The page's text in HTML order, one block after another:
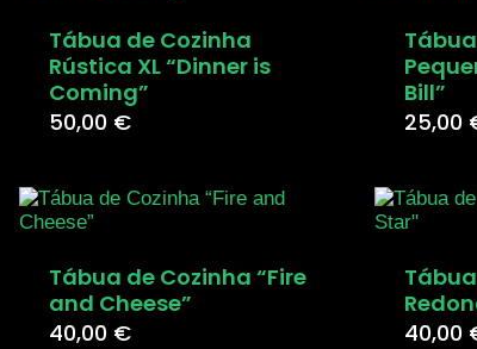
Tábua de Cozinha
Rústica XL “Dinner is
Coming”
50,00 €
Bill”
25,00
Tábua de Cozinha “Fire
and Cheese”
40,00 €
40,00